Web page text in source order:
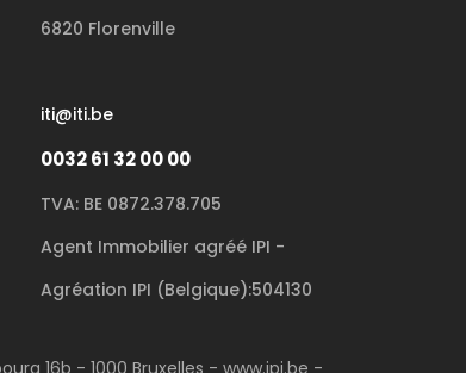
6820 Florenville
iti@iti.be
0032 61 32 00 00
TVA: BE 0872.378.705
Agent Immobilier agréé IPI -
Agréation IPI (Belgique):504130
16b - 1000 Bruxelles - www.ipi.be -